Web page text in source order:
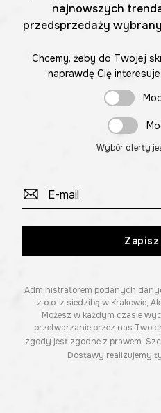
najnowszych
przedsprzedaży
Chcemy, żeby do Twojej
naprawdę Cię
Wybór oferty
Zapisz
Administratorem podanych
z o.o. z siedzibą w Krakowie,
Możesz w każdym czasie
przetwarzanie przez nas
zgody jest zgodne z prawem.
Dostawy realizujemy